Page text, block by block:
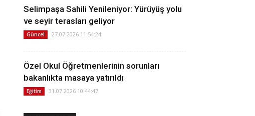
Selimpaşa Sahili Yenileniyor: Yürüyüş yolu
ve seyir terasları geliyor
Güncel 27.07.2026 11:54:24
Özel Okul Öğretmenlerinin sorunları
bakanlıkta masaya yatırıldı
Eğitim 31.07.2026 10:44:47